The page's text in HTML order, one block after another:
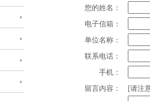
您的姓名：
电子信箱：
单位名称：
联系电话：
手机：
留言内容：
[请注